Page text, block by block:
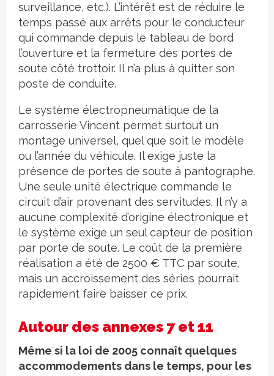
surveillance, etc.). L’intérêt est de réduire le
temps passé aux arrêts pour le conducteur
qui commande depuis le tableau de bord
l’ouverture et la fermeture des portes de
soute côté trottoir. Il n’a plus à quitter son
poste de conduite.
Le système électropneumatique de la
carrosserie Vincent permet surtout un
montage universel, quel que soit le modèle
ou l’année du véhicule. Il exige juste la
présence de portes de soute à pantographe.
Une seule unité électrique commande le
circuit d’air provenant des servitudes. Il n’y a
aucune complexité d’origine électronique et
le système exige un seul capteur de position
par porte de soute. Le coût de la première
réalisation a été de 2500 € TTC par soute,
mais un accroissement des séries pourrait
rapidement faire baisser ce prix.
Autour des annexes 7 et 11
Même si la loi de 2005 connaît quelques
accommodements dans le temps, pour les